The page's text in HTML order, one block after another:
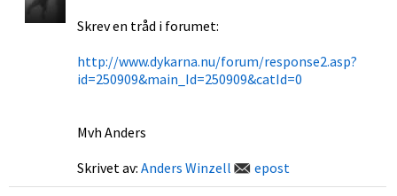
Skrev en tråd i forumet:
http://www.dykarna.nu/forum/response2.asp?
id=250909&main_Id=250909&catId=0
Mvh Anders
Skrivet av: Anders Winzell epost